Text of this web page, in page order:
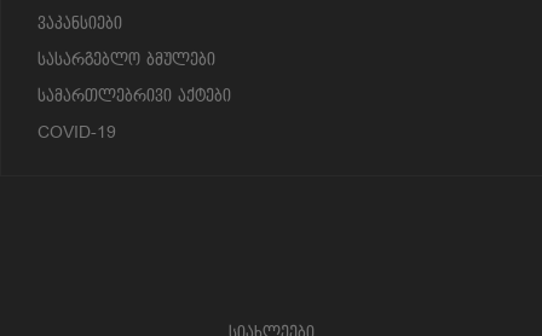
ვაკანსიები
სასარგებლო ბმულები
სამართლებრივი აქტები
COVID-19